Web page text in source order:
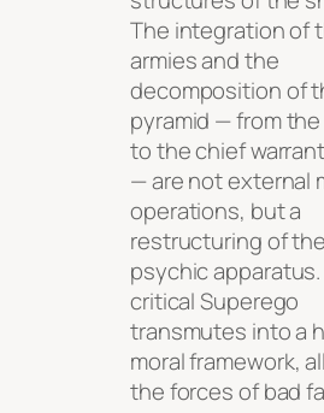
The integration of
armies and the
decomposition of
pyramid — from
to the chief
— are not external
operations, but a
restructuring of the
psychic
critical Superego
transmutes into a
moral framework,
the forces of bad